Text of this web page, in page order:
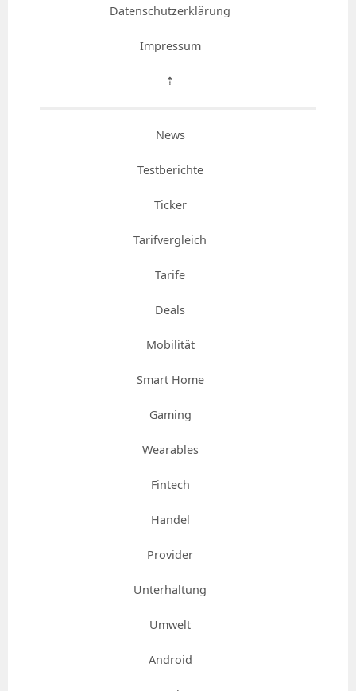
Datenschutzerklärung
Impressum
⇡
News
Testberichte
Ticker
Tarifvergleich
Tarife
Deals
Mobilität
Smart Home
Gaming
Wearables
Fintech
Handel
Provider
Unterhaltung
Umwelt
Android